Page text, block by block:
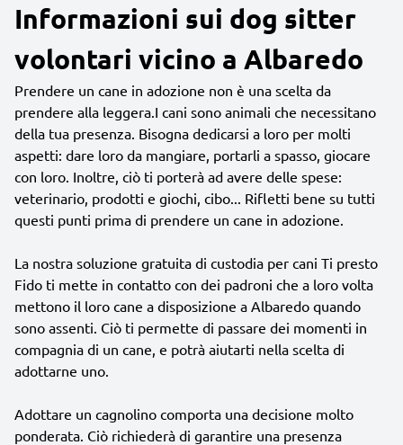
Informazioni sui dog sitter
volontari vicino a Albaredo
Prendere un cane in adozione non è una scelta da
prendere alla leggera.I cani sono animali che necessitano
della tua presenza. Bisogna dedicarsi a loro per molti
aspetti: dare loro da mangiare, portarli a spasso, giocare
con loro. Inoltre, ciò ti porterà ad avere delle spese:
veterinario, prodotti e giochi, cibo... Rifletti bene su tutti
questi punti prima di prendere un cane in adozione.
La nostra soluzione gratuita di custodia per cani Ti presto
Fido ti mette in contatto con dei padroni che a loro volta
mettono il loro cane a disposizione a Albaredo quando
sono assenti. Ciò ti permette di passare dei momenti in
compagnia di un cane, e potrà aiutarti nella scelta di
adottarne uno.
Adottare un cagnolino comporta una decisione molto
ponderata. Ciò richiederà di garantire una presenza